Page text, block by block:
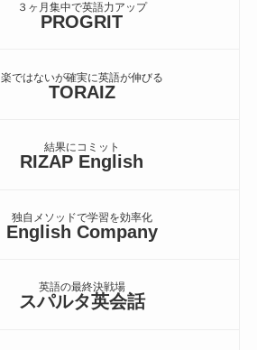
３ヶ月集中で英語力アップ
PROGRIT
楽ではないが確実に英語が伸びる
TORAIZ
結果にコミット
RIZAP English
独自メソッドで学習を効率化
English Company
英語の最終決戦場
スパルタ英会話